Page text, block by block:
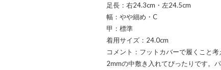
足長：右24.3cm・左24.5cm
幅：やや細め・C
甲：標準
着用サイズ：24.0cm
コメント：フットカバーで履くこと
2mmの中敷き入れてぴったりです。